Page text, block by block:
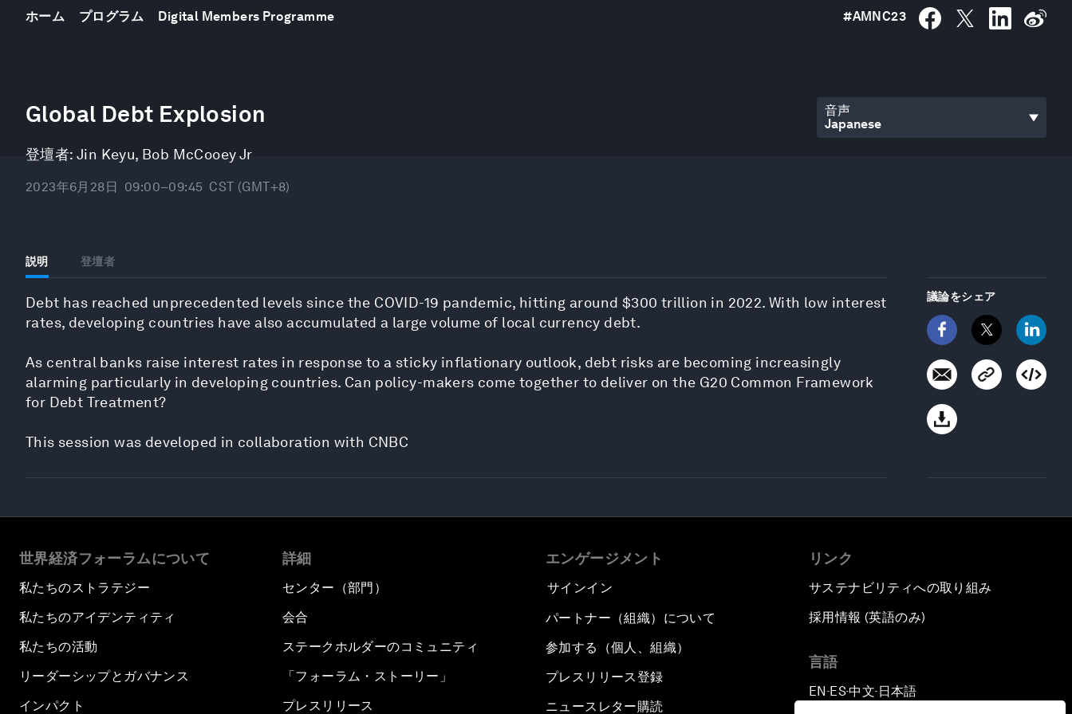
ホーム プログラム Digital Members Programme #AMNC23
Global Debt Explosion
登壇者: Jin Keyu, Bob McCooey Jr
2023年6月28日 09:00–09:45 CST (GMT+8)
音声
説明 登壇者
Debt has reached unprecedented levels since the COVID-19 pandemic, hitting around $300 trillion in 2022. With low interest
rates, developing countries have also accumulated a large volume of local currency debt.
As central banks raise interest rates in response to a sticky inflationary outlook, debt risks are becoming increasingly
alarming particularly in developing countries. Can policy-makers come together to deliver on the G20 Common Framework
for Debt Treatment?
This session was developed in collaboration with CNBC
議論をシェア
of
51
seconds
Volume
世界経済フォーラムについて
私たちのストラテジー
私たちのアイデンティティ
私たちの活動
リーダーシップとガバナンス
インパクト
詳細
センター（部門）
会合
ステークホルダーのコミュニティ
「フォーラム・ストーリー」
プレスリリース
エンゲージメント
サインイン
パートナー（組織）について
参加する（個人、組織）
プレスリリース登録
ニュースレター購読
リンク
サステナビリティへの取り組み
採用情報 (英語のみ)
言語
EN ▪ES▪中文▪ 日本語